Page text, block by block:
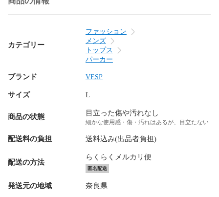
カテゴリー
ファッション
メンズ
トップス
パーカー
ブランド VESP
サイズ L
商品の状態 目立った傷や汚れなし
細かな使用感・傷・汚れはあるが、目立たない
配送料の負担 送料込み(出品者負担)
配送の方法
らくらくメルカリ便
匿名配送
発送元の地域 奈良県